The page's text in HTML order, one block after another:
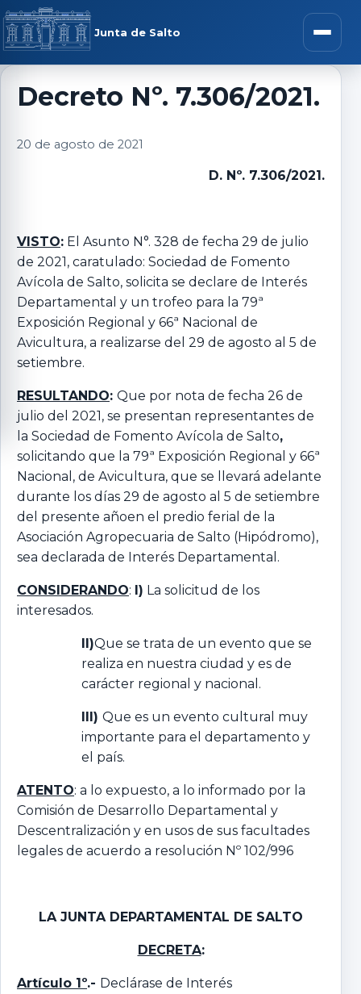
Saltar al contenido
Junta de Salto Abrir
menú
Decreto Nº. 7.306/2021.
20 de agosto de 2021
D. Nº. 7.306/2021.
VISTO: El Asunto N°. 328 de fecha 29 de julio
de 2021, caratulado: Sociedad de Fomento
Avícola de Salto, solicita se declare de Interés
Departamental y un trofeo para la 79ª
Exposición Regional y 66ª Nacional de
Avicultura, a realizarse del 29 de agosto al 5 de
setiembre.
RESULTANDO: Que por nota de fecha 26 de
julio del 2021, se presentan representantes de
la Sociedad de Fomento Avícola de Salto,
solicitando que la 79ª Exposición Regional y 66ª
Nacional, de Avicultura, que se llevará adelante
durante los días 29 de agosto al 5 de setiembre
del presente añoen el predio ferial de la
Asociación Agropecuaria de Salto (Hipódromo),
sea declarada de Interés Departamental.
CONSIDERANDO: I) La solicitud de los
interesados.
II)Que se trata de un evento que se
realiza en nuestra ciudad y es de
carácter regional y nacional.
III) Que es un evento cultural muy
importante para el departamento y
el país.
ATENTO: a lo expuesto, a lo informado por la
Comisión de Desarrollo Departamental y
Descentralización y en usos de sus facultades
legales de acuerdo a resolución Nº 102/996
LA JUNTA DEPARTAMENTAL DE SALTO
DECRETA:
Artículo 1º.- Declárase de Interés